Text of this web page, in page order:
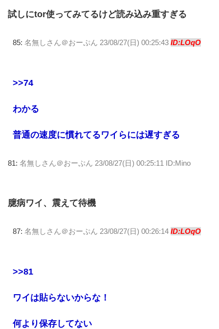
試しにtor使ってみてるけど読み込み重すぎる
85: 名無しさん＠おーぷん 23/08/27(日) 00:25:43 ID:LOqO
>>74
わかる
普通の速度に慣れてるワイらには遅すぎる
81: 名無しさん＠おーぷん 23/08/27(日) 00:25:11 ID:Mino
臆病ワイ、震えて待機
87: 名無しさん＠おーぷん 23/08/27(日) 00:26:14 ID:LOqO
>>81
ワイは貼らないからな！
何より保存してない